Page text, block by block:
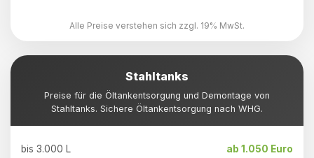
Alle Preise verstehen sich zzgl. 19% MwSt.
Stahltanks
Preise für die Öltankentsorgung und Demontage von
Stahltanks. Sichere Öltankentsorgung nach WHG.
bis 3.000 L ab 1.050 Euro